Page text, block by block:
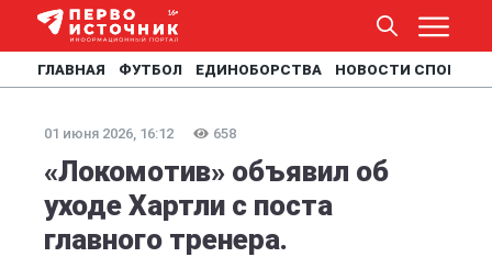
ГЛАВНАЯ ФУТБОЛ ЕДИНОБОРСТВА НОВОСТИ СПОРТА
01 июня 2026, 16:12 658
«Локомотив» объявил об
уходе Хартли с поста
главного тренера.